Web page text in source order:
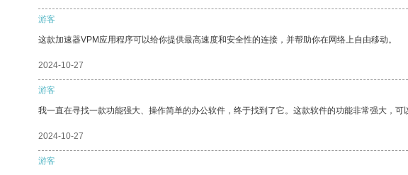
游客
这款加速器VPM应用程序可以给你提供最高速度和安全性的连接，并帮助你在网络上自由移动。
2024-10-27
游客
我一直在寻找一款功能强大、操作简单的办公软件，终于找到了它。这款软件的功能非常强大，
2024-10-27
游客